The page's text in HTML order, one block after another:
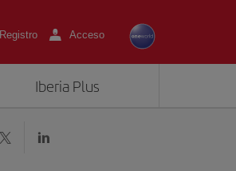
Registro Acceso
Iberia Plus